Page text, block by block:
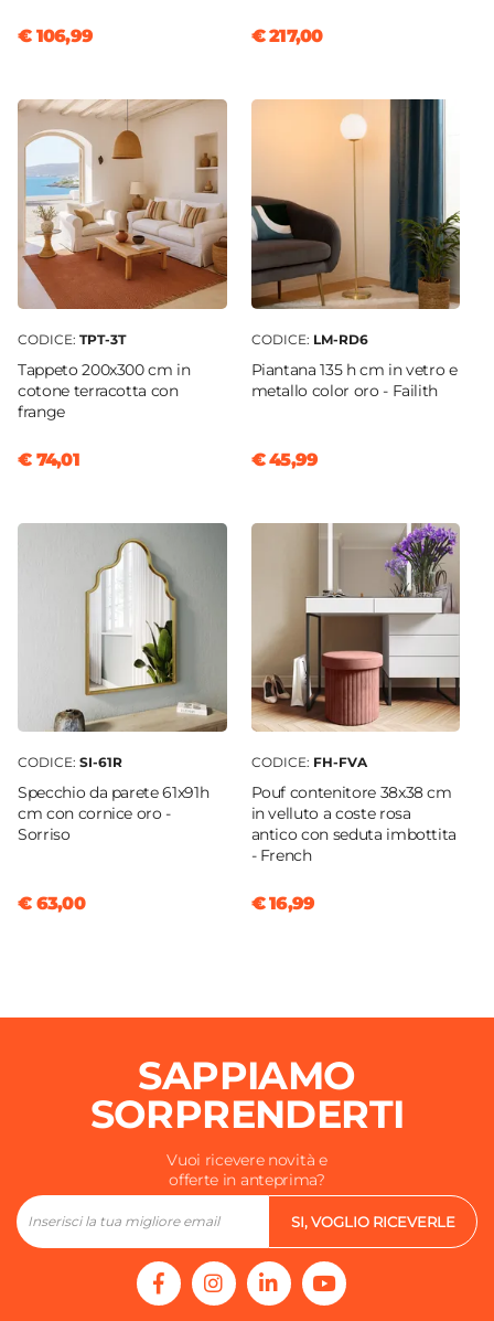
€ 106,99 € 217,00
CODICE: TPT-3T
Tappeto 200x300 cm in
cotone terracotta con
frange
€ 74,01
CODICE: LM-RD6
Piantana 135 h cm in vetro e
metallo color oro - Failith
€ 45,99
CODICE: SI-61R
Specchio da parete 61x91h
cm con cornice oro -
Sorriso
€ 63,00
CODICE: FH-FVA
Pouf contenitore 38x38 cm
in velluto a coste rosa
antico con seduta imbottita
- French
€ 16,99
SAPPIAMO
SORPRENDERTI
Vuoi ricevere novità e
offerte in anteprima?
SI, VOGLIO RICEVERLE